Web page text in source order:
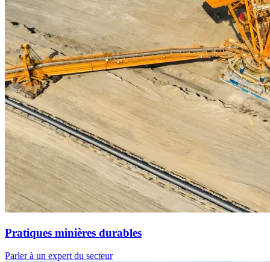
Pratiques minières durables
Parler à un expert du secteur